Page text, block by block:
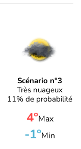
Scénario n°3
Très nuageux
11% de probabilité
4°Max
-1°Min